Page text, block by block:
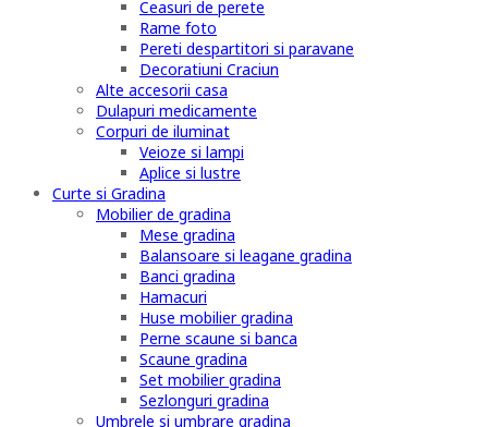
Ceasuri de perete
Rame foto
Pereti despartitori si paravane
Decoratiuni Craciun
Alte accesorii casa
Dulapuri medicamente
Corpuri de iluminat
Veioze si lampi
Aplice si lustre
Curte si Gradina
Mobilier de gradina
Mese gradina
Balansoare si leagane gradina
Banci gradina
Hamacuri
Huse mobilier gradina
Perne scaune si banca
Scaune gradina
Set mobilier gradina
Sezlonguri gradina
Umbrele si umbrare gradina